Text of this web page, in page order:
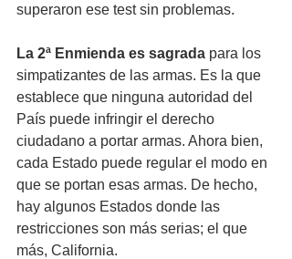
superaron ese test sin problemas.
La 2ª Enmienda es sagrada para los
simpatizantes de las armas. Es la que
establece que ninguna autoridad del
País puede infringir el derecho
ciudadano a portar armas. Ahora bien,
cada Estado puede regular el modo en
que se portan esas armas. De hecho,
hay algunos Estados donde las
restricciones son más serias; el que
más, California.